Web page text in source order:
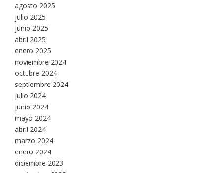
agosto 2025
julio 2025
junio 2025
abril 2025
enero 2025
noviembre 2024
octubre 2024
septiembre 2024
julio 2024
junio 2024
mayo 2024
abril 2024
marzo 2024
enero 2024
diciembre 2023